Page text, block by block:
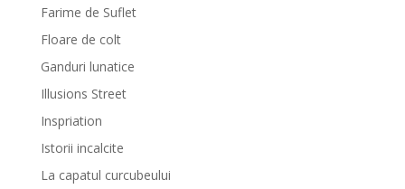
Farime de Suflet
Floare de colt
Ganduri lunatice
Illusions Street
Inspriation
Istorii incalcite
La capatul curcubeului